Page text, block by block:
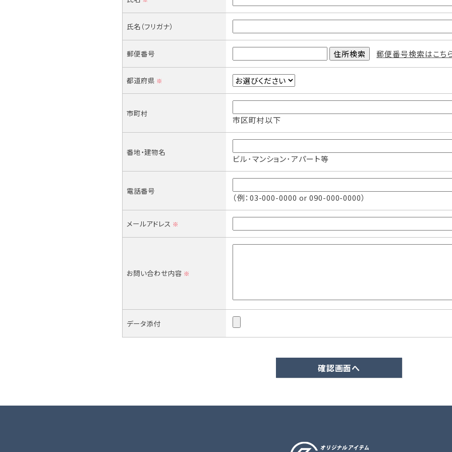
氏名（フリガナ）
郵便番号 郵便番号検索はこち
都道府県 ※
市町村
市区町村以下
番地・建物名
ビル･マンション･アパート等
電話番号
（例：03-000-0000 or 090-000-0000）
メールアドレス ※
お問い合わせ内容 ※
データ添付